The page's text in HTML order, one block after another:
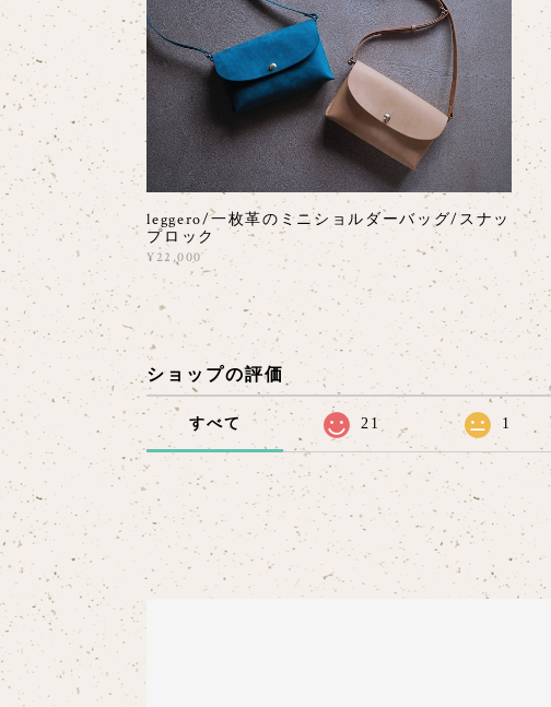
leggero/一枚革のミニショルダーバッグ/スナッ
プロック
¥22,000
ショップの評価
すべて 21 1